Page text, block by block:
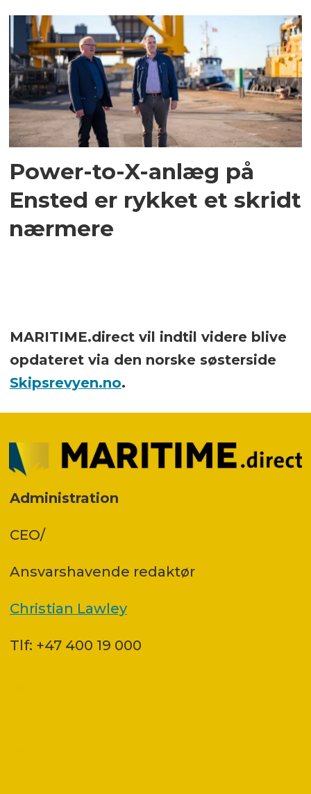
Power-to-X-anlæg på
Ensted er rykket et skridt
nærmere
MARITIME.direct vil indtil videre blive
opdateret via den norske søsterside
Skipsrevyen.no.
Administration
CEO/
Ansvars­havende redaktør
Christian Lawley
Tlf: +47 400 19 000